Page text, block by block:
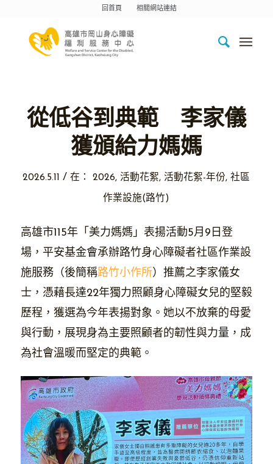
回首頁 相關網站連結
從低谷到典範 李家儀
獲頒給力媽媽
2026.5.11 / 在：2026,活動花絮,活動花絮-年份,社區
作業設施(路竹)
高雄市115年「美力媽媽」表揚活動5月9日登
場，平安基金會承辦路竹身心障礙者社區作業設
施服務（後簡稱路竹小作所）推薦之李家儀女
士，憑藉長達22年獨力照顧身心障礙女兒的堅毅
歷程，獲選為今年表揚對象。她以不放棄的母愛
與行動，展現身為主要照顧者的韌性與力量，成
為社會溫暖而堅定的典範。